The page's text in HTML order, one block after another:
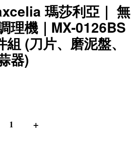
瑪莎利亞｜ 無
理機｜MX-0126BS
(刀片、磨泥盤、
器)
+